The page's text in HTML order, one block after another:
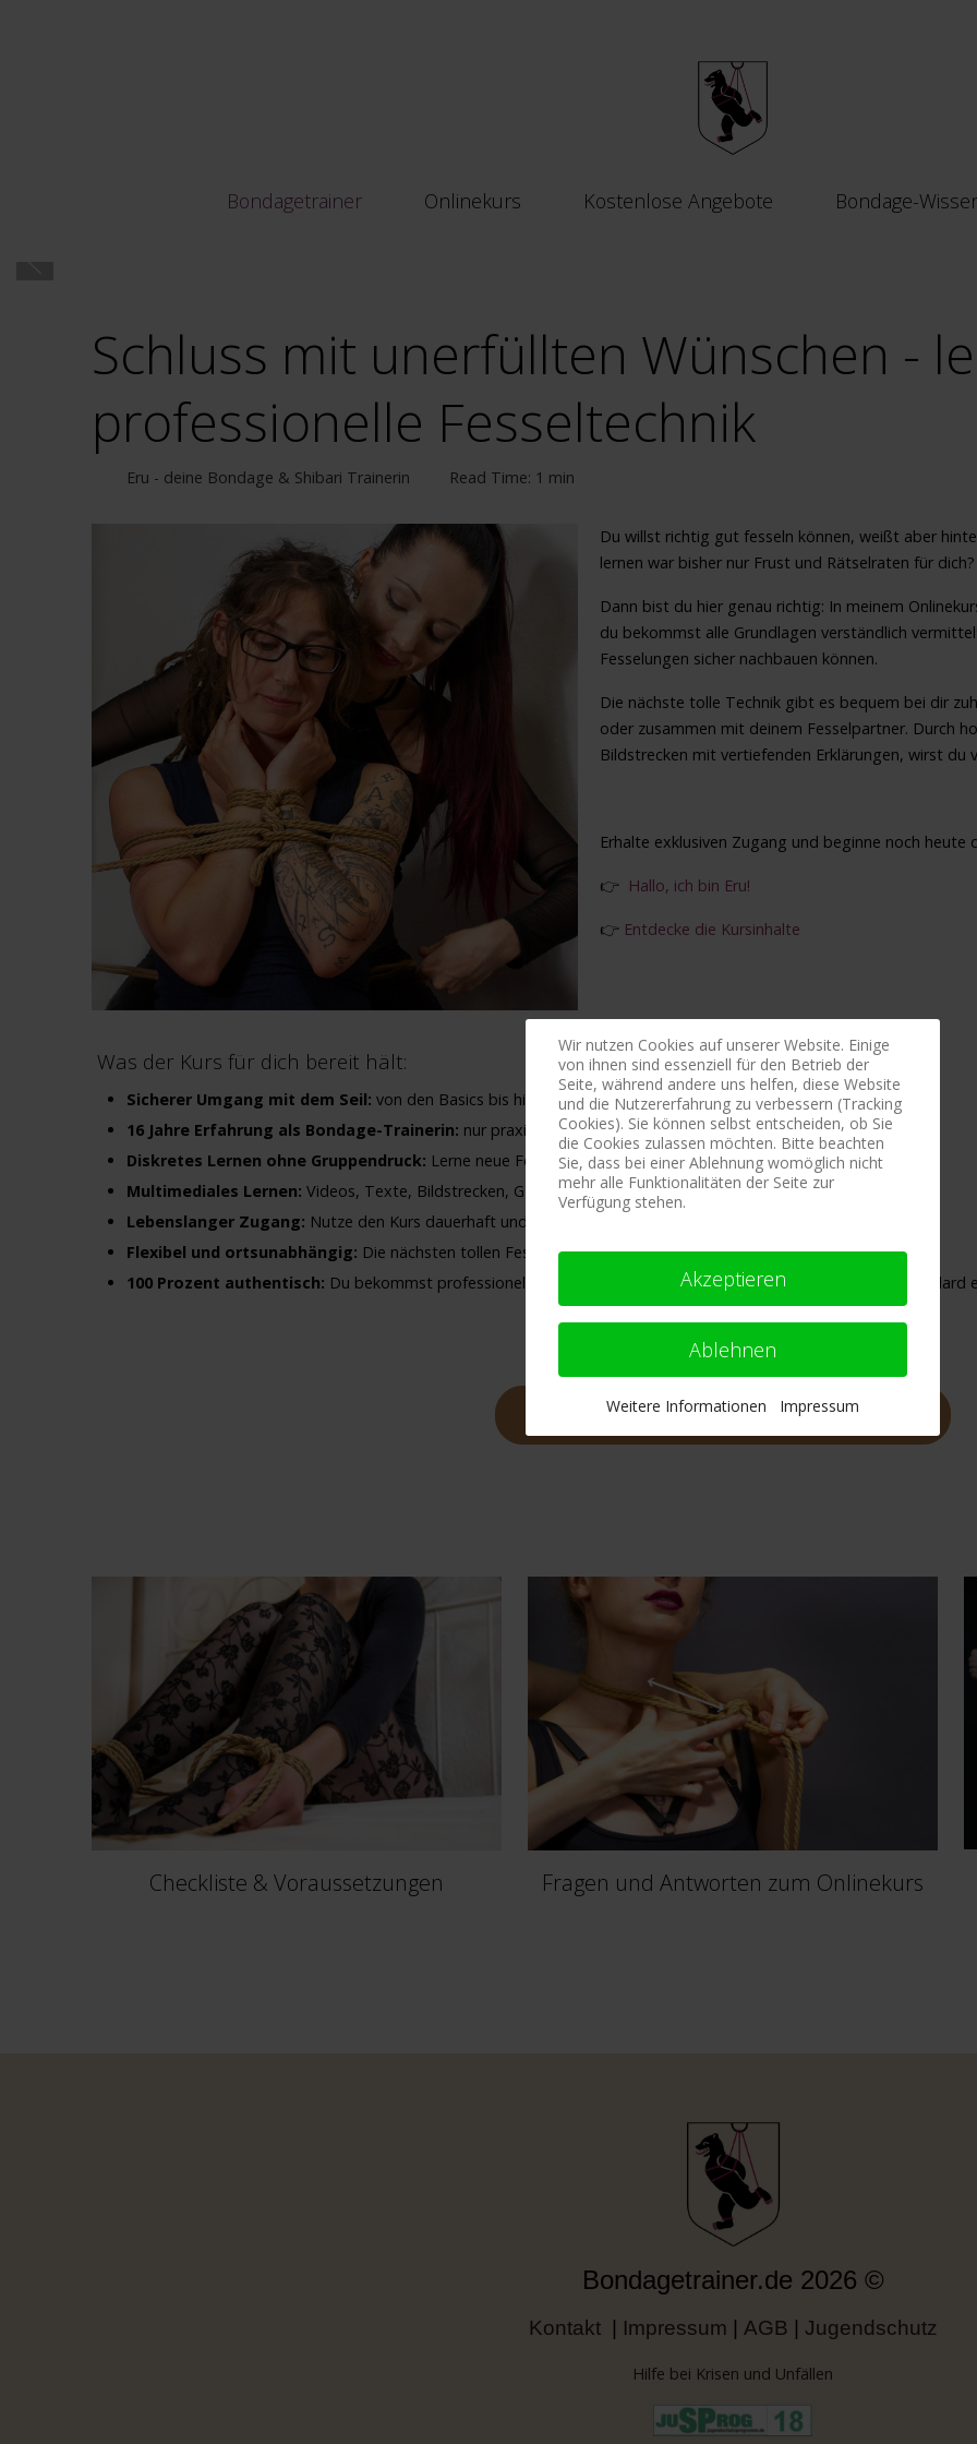
Bondagetrainer Onlinekurs Kostenlose Angebote Bondage-
Schluss mit unerfüllten Wünschen -
professionelle Fesseltechnik
Eru - deine Bondage & Shibari Trainerin Read Time: 1 min
Du willst richtig gut fesseln können, weißt aber
lernen war bisher nur Frust und Rätselraten für dich?
Dann bist du hier genau richtig: In meinem
du bekommst alle Grundlagen verständlich
Fesselungen sicher nachbauen können.
Die nächste tolle Technik gibt es bequem bei dir
oder zusammen mit deinem Fesselpartner. Durch
Bildstrecken mit vertiefenden Erklärungen, wirst du
Erhalte exklusiven Zugang und beginne noch heute
👉 Hallo, ich bin Eru!
👉 Entdecke die Kursinhalte
Was der Kurs für dich bereit hält:
Sicherer Umgang mit dem Seil: von den Basics bis hin zu Profi- Techniken, alles logsich erklärt
16 Jahre Erfahrung als Bondage-Trainerin: nur praxisnahe und für den Onlineunterricht erprobte Techniken
Diskretes Lernen ohne Gruppendruck: Lerne neue Fesselungen bei dir zuhause und im eigenen Tempo
Multimediales Lernen: Videos, Texte, Bildstrecken, GIFs, PDFs und Audios - für jeden Lerntyp
Lebenslanger Zugang: Nutze den Kurs dauerhaft und schau dir alles so oft du möchtest an
Flexibel und ortsunabhängig: Die nächsten tollen Fesselungen sind nur einen Klick entfernt
100 Prozent authentisch: Du bekommst professionelle und sichere Techniken gezeigt, die dem heutigen Standard
Jetzt anmelden und Zugang sichern
Checkliste & Voraussetzungen Fragen und Antworten zum Onlinekurs
Bondagetrainer.de 2026 ©
Kontakt| Impressum AGB Jugendschutz
Hilfe bei Krisen und Unfällen
Wir nutzen Cookies auf unserer Website. Einige
von ihnen sind essenziell für den Betrieb der
Seite, während andere uns helfen, diese Website
und die Nutzererfahrung zu verbessern (Tracking
Cookies). Sie können selbst entscheiden, ob Sie
die Cookies zulassen möchten. Bitte beachten
Sie, dass bei einer Ablehnung womöglich nicht
mehr alle Funktionalitäten der Seite zur
Verfügung stehen.
Akzeptieren
Ablehnen
Weitere Informationen Impressum